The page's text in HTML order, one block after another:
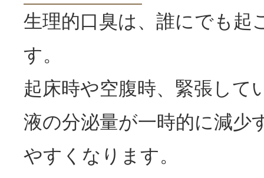
生理的口臭は、誰にでも起
す。
起床時や空腹時、緊張して
液の分泌量が一時的に減少
やすくなります。